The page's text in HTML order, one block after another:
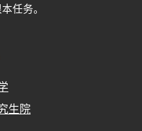
任务。
生院